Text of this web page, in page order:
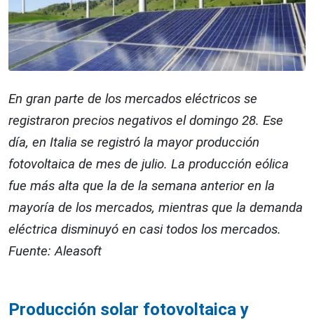
En gran parte de los mercados eléctricos se
registraron precios negativos el domingo 28. Ese
día, en Italia se registró la mayor producción
fotovoltaica de mes de julio. La producción eólica
fue más alta que la de la semana anterior en la
mayoría de los mercados, mientras que la demanda
eléctrica disminuyó en casi todos los mercados.
Fuente: Aleasoft
Producción solar fotovoltaica y